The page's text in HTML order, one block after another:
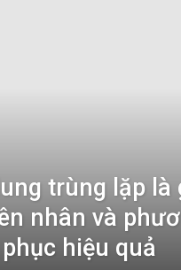
trùng lặp là
nhân và
hiệu quả